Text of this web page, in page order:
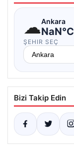
☁Ankara
NaN°C
ŞEHIR SEÇ
Bizi Takip Edin